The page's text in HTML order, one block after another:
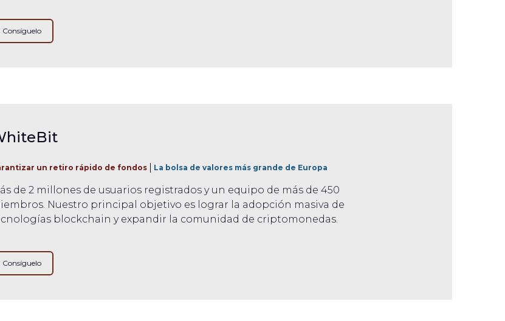
Consíguelo
un retiro rápido de fondos La bolsa de valores más grande de Europa
de 2 millones de usuarios registrados y un equipo de más de 450
Nuestro principal objetivo es lograr la adopción masiva de
blockchain y expandir la comunidad de criptomonedas.
Consíguelo